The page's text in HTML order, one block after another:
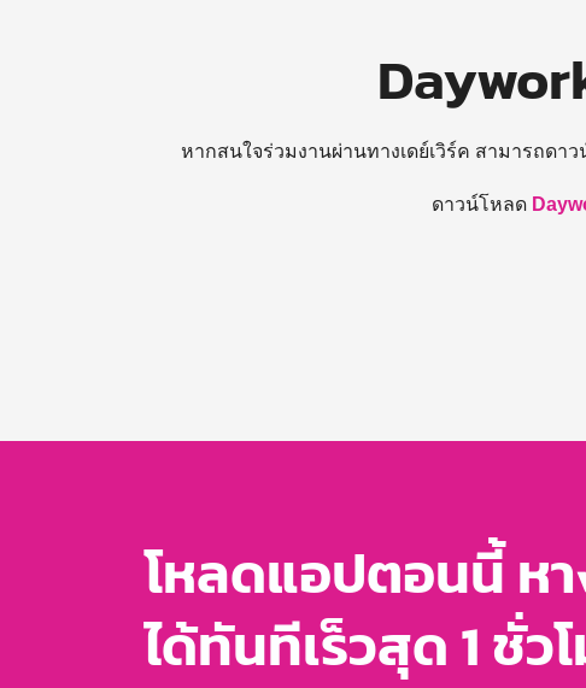
หากสนใจร่วมงานผ่านทางเดย์เวิร์ค สามารถดา
ดาวน์โหลด
โหลดแอปตอนนี้ ห
ได้ทันทีเร็วสุด 1 ชั่ว